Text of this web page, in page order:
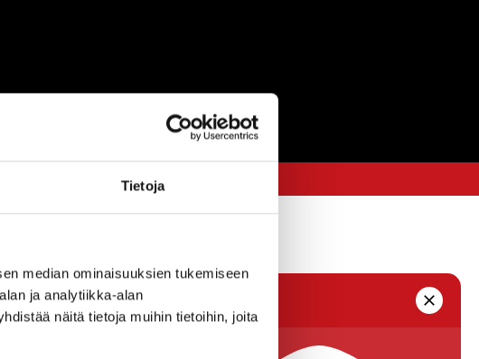
Tietoja
median ominaisuuksien tukemiseen
ja analytiikka-alan
näitä tietoja muihin tietoihin, joita